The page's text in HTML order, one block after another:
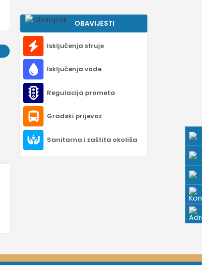
OBAVIJESTI
Isključenja struje
Isključenja vode
Regulacija prometa
Gradski prijevoz
Sanitarna i zaštita okoliša